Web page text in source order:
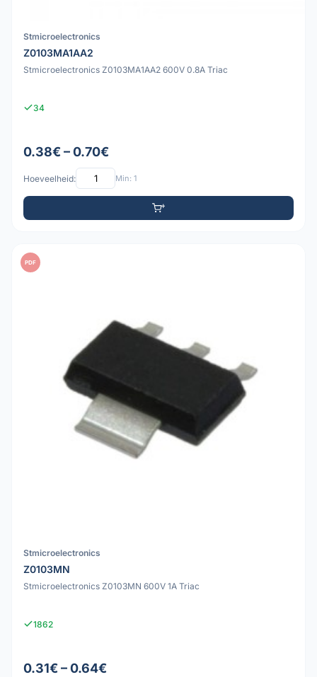
Stmicroelectronics
Z0103MA1AA2
Stmicroelectronics Z0103MA1AA2 600V 0.8A Triac
34
0.38€ – 0.70€
Hoeveelheid: Min: 1
PDF
Stmicroelectronics
Z0103MN
Stmicroelectronics Z0103MN 600V 1A Triac
1862
0.31€ – 0.64€